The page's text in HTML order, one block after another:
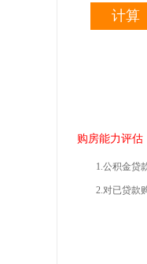
购房能力评估
1.公积金贷
2.对已贷款